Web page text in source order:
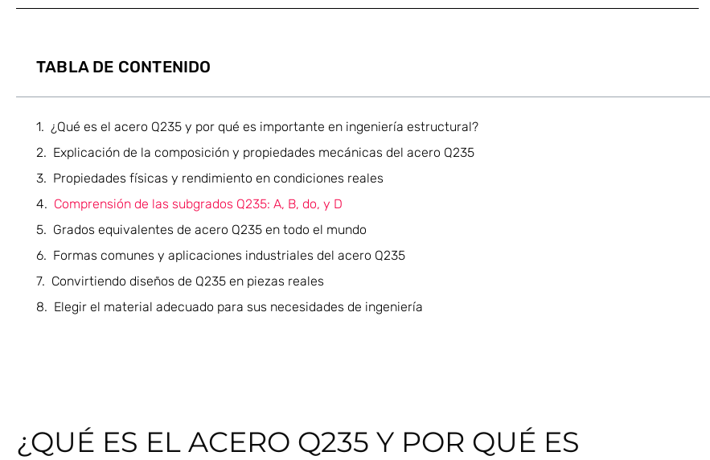
TABLA DE CONTENIDO
¿Qué es el acero Q235 y por qué es importante en ingeniería estructural?
Explicación de la composición y propiedades mecánicas del acero Q235
Propiedades físicas y rendimiento en condiciones reales
Comprensión de las subgrados Q235: A, B, do, y D
Grados equivalentes de acero Q235 en todo el mundo
Formas comunes y aplicaciones industriales del acero Q235
Convirtiendo diseños de Q235 en piezas reales
Elegir el material adecuado para sus necesidades de ingeniería
¿QUÉ ES EL ACERO Q235 Y POR QUÉ ES